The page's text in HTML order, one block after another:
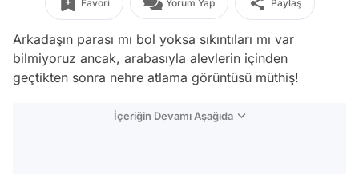
Favori Yorum Yap Paylaş
Arkadaşın parası mı bol yoksa sıkıntıları mı var
bilmiyoruz ancak, arabasıyla alevlerin içinden
geçtikten sonra nehre atlama görüntüsü müthiş!
İçeriğin Devamı Aşağıda